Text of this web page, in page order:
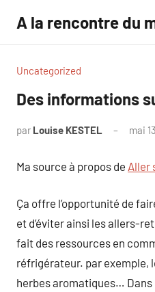
contenu
A la rencontre du
Uncategorized
Des informations
par Louise KESTEL mai
Ma source à propos de Aller
Ça offre l’opportunité de
et d’éviter ainsi les allers-
fait des ressources en
réfrigérateur. par exemple,
herbes aromatiques…